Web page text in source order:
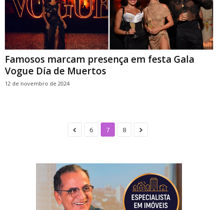
Famosos marcam presença em festa Gala
Vogue Día de Muertos
12 de novembro de 2024
6 7 8